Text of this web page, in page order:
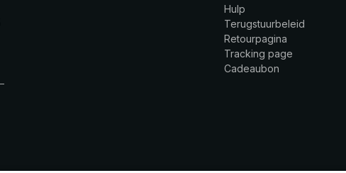
Hulp
Terugstuurbeleid
Retourpagina
Tracking page
Cadeaubon